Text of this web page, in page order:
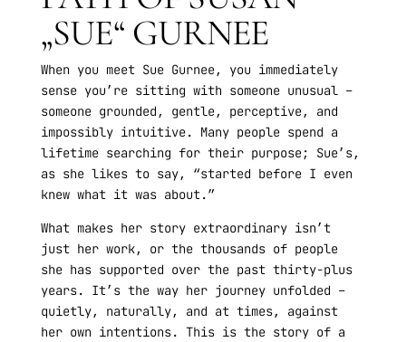
„SUE“ GURNEE
When you meet Sue Gurnee, you immediately
sense you’re sitting with someone unusual –
someone grounded, gentle, perceptive, and
impossibly intuitive. Many people spend a
lifetime searching for their purpose; Sue’s,
as she likes to say, “started before I even
knew what it was about.”
What makes her story extraordinary isn’t
just her work, or the thousands of people
she has supported over the past thirty-plus
years. It’s the way her journey unfolded –
quietly, naturally, and at times, against
her own intentions. This is the story of a